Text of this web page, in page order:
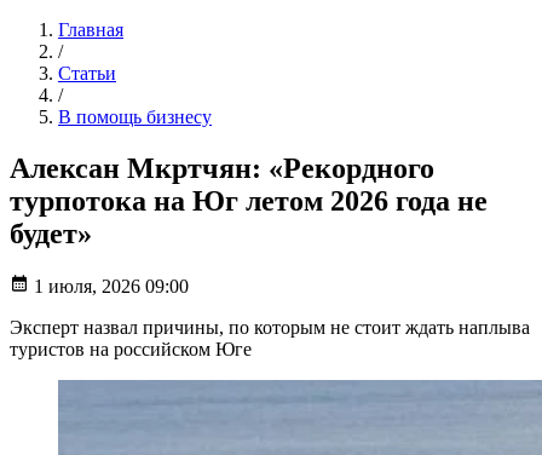
Главная
/
Статьи
/
В помощь бизнесу
Алексан Мкртчян: «Рекордного
турпотока на Юг летом 2026 года не
будет»
1 июля, 2026 09:00
Эксперт назвал причины, по которым не стоит ждать наплыва
туристов на российском Юге